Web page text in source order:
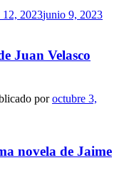
12, 2023junio 9, 2023
Juan Velasco
poroctubre 3,
novela de Jaime